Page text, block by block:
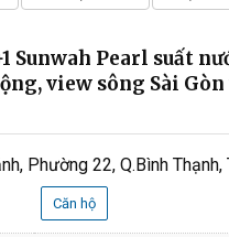
Sunwah Pearl suất
view sông Sài
Phường 22, Q.Bình Thạnh,
Căn hộ